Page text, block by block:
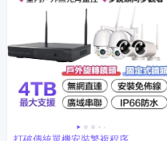
打破傳統單機安裝繁複程序